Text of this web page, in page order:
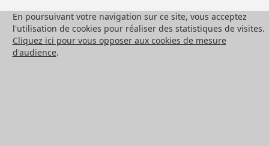
En poursuivant votre navigation sur ce site, vous acceptez
l'utilisation de cookies pour réaliser des statistiques de visites.
Cliquez ici pour vous opposer aux cookies de mesure
d'audience.